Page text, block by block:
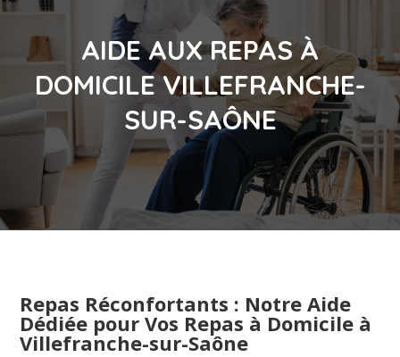
AIDE AUX REPAS À
DOMICILE VILLEFRANCHE-
SUR-SAÔNE
Repas Réconfortants : Notre Aide
Dédiée pour Vos Repas à Domicile à
Villefranche-sur-Saône